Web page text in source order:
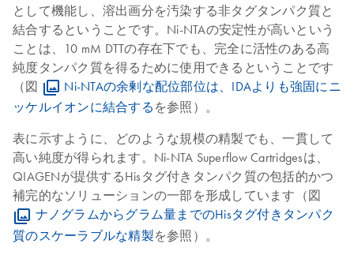
として機能し、溶出画分を汚染する非タグタンパク質と
結合するということです。Ni-NTAの安定性が高いという
ことは、10 mM DTTの存在下でも、完全に活性のある高
純度タンパク質を得るために使用できるということです
（図
Ni-NTAの余剰な配位部位は、IDAよりも強固にニ
ッケルイオンに結合する を参照）。
表に示すように、どのような規模の精製でも、一貫して
高い純度が得られます。Ni-NTA Superflow Cartridgesは、
QIAGENが提供するHisタグ付きタンパク質の包括的かつ
補完的なソリューションの一部を形成しています（図
ナノグラムからグラム量までのHisタグ付きタンパク
質のスケーラブルな精製を参照）。